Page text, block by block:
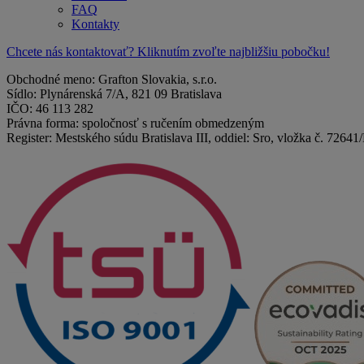
FAQ
Kontakty
Chcete nás kontaktovať? Kliknutím zvoľte najbližšiu pobočku!
Obchodné meno: Grafton Slovakia, s.r.o.
Sídlo: Plynárenská 7/A, 821 09 Bratislava
IČO: 46 113 282
Právna forma: spoločnosť s ručením obmedzeným
Register: Mestského súdu Bratislava III, oddiel: Sro, vložka č.